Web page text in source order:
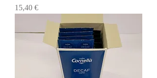
Precio
15,40 €